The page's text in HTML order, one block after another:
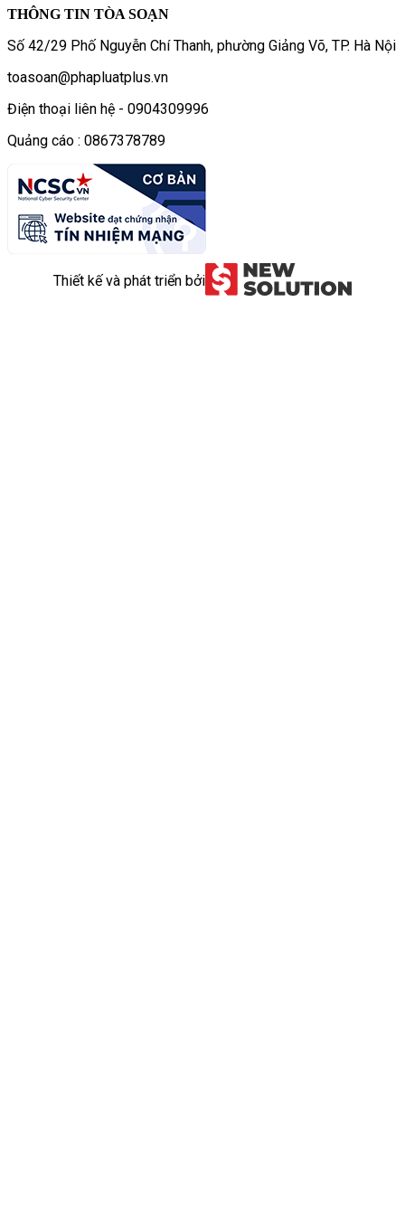
THÔNG TIN TÒA SOẠN
Số 42/29 Phố Nguyễn Chí Thanh, phường Giảng Võ, TP. Hà Nội
toasoan@phapluatplus.vn
Điện thoại liên hệ - 0904309996
Quảng cáo : 0867378789
Thiết kế và phát triển bởi